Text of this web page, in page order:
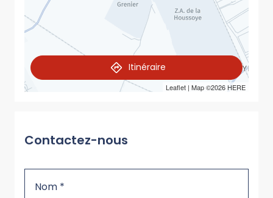
Leaflet | Map ©2026 HERE
Itinéraire
Contactez-nous